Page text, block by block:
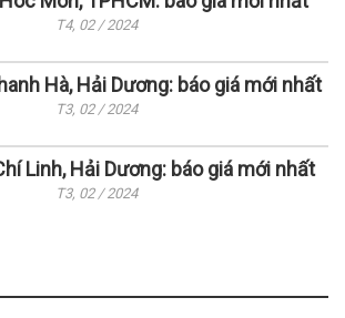
T4, 02 / 2024
Hà, Hải Dương: báo giá mới nhất
T3, 02 / 2024
Linh, Hải Dương: báo giá mới nhất
T3, 02 / 2024